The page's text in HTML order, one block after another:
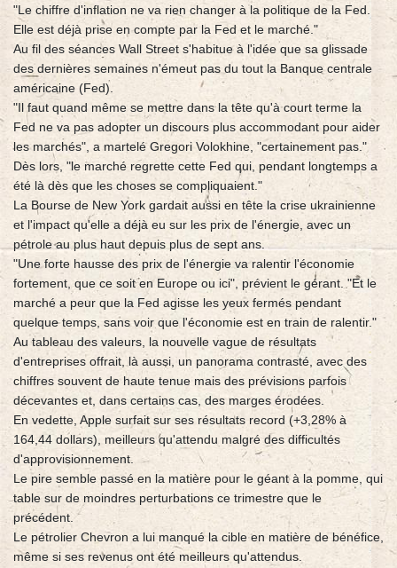
"Le chiffre d'inflation ne va rien changer à la politique de la Fed.
Elle est déjà prise en compte par la Fed et le marché."
Au fil des séances Wall Street s'habitue à l'idée que sa glissade
des dernières semaines n'émeut pas du tout la Banque centrale
américaine (Fed).
"Il faut quand même se mettre dans la tête qu'à court terme la
Fed ne va pas adopter un discours plus accommodant pour aider
les marchés", a martelé Gregori Volokhine, "certainement pas."
Dès lors, "le marché regrette cette Fed qui, pendant longtemps a
été là dès que les choses se compliquaient."
La Bourse de New York gardait aussi en tête la crise ukrainienne
et l'impact qu'elle a déjà eu sur les prix de l'énergie, avec un
pétrole au plus haut depuis plus de sept ans.
"Une forte hausse des prix de l'énergie va ralentir l'économie
fortement, que ce soit en Europe ou ici", prévient le gérant. "Et le
marché a peur que la Fed agisse les yeux fermés pendant
quelque temps, sans voir que l'économie est en train de ralentir."
Au tableau des valeurs, la nouvelle vague de résultats
d'entreprises offrait, là aussi, un panorama contrasté, avec des
chiffres souvent de haute tenue mais des prévisions parfois
décevantes et, dans certains cas, des marges érodées.
En vedette, Apple surfait sur ses résultats record (+3,28% à
164,44 dollars), meilleurs qu'attendu malgré des difficultés
d'approvisionnement.
Le pire semble passé en la matière pour le géant à la pomme, qui
table sur de moindres perturbations ce trimestre que le
précédent.
Le pétrolier Chevron a lui manqué la cible en matière de bénéfice,
même si ses revenus ont été meilleurs qu'attendus.